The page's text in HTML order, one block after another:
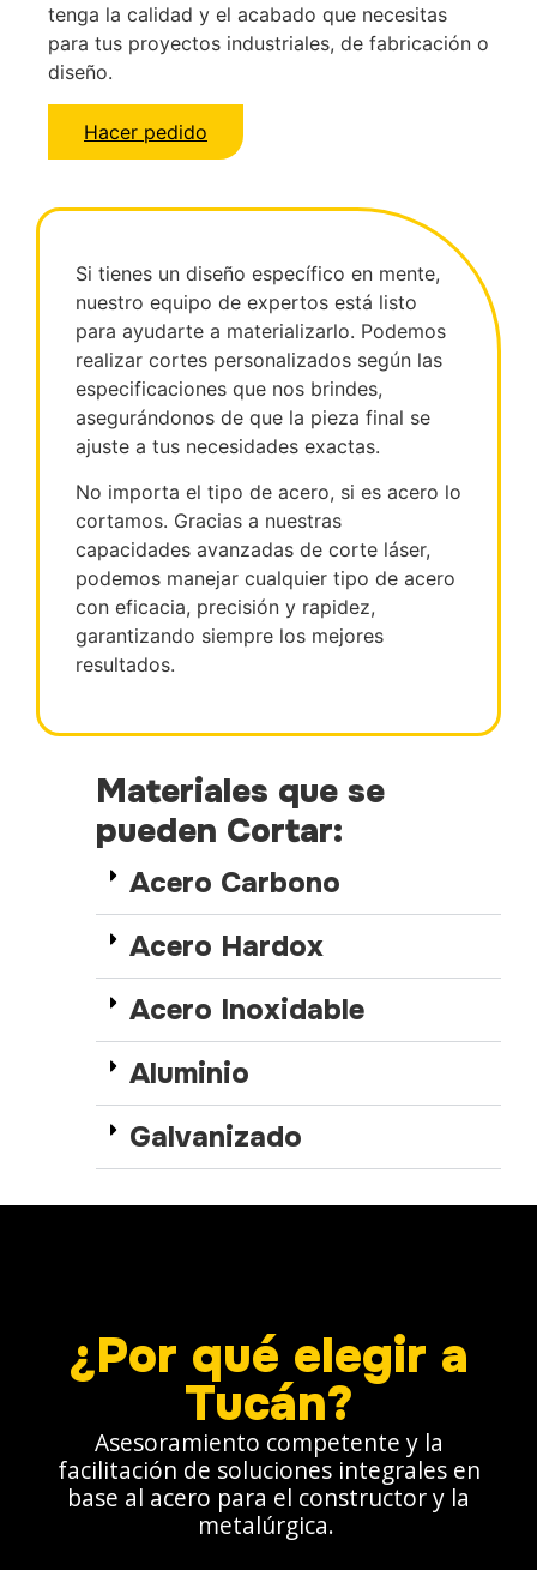
tenga la calidad y el acabado que necesitas
para tus proyectos industriales, de fabricación o
diseño.
Hacer pedido
Si tienes un diseño específico en mente,
nuestro equipo de expertos está listo
para ayudarte a materializarlo. Podemos
realizar cortes personalizados según las
especificaciones que nos brindes,
asegurándonos de que la pieza final se
ajuste a tus necesidades exactas.
No importa el tipo de acero, si es acero lo
cortamos. Gracias a nuestras
capacidades avanzadas de corte láser,
podemos manejar cualquier tipo de acero
con eficacia, precisión y rapidez,
garantizando siempre los mejores
resultados.
Materiales que se
pueden Cortar:
Acero Carbono
Acero Hardox
Acero Inoxidable
Aluminio
Galvanizado
¿Por qué elegir a
Tucán?
Asesoramiento competente y la
facilitación de soluciones integrales en
base al acero para el constructor y la
metalúrgica.